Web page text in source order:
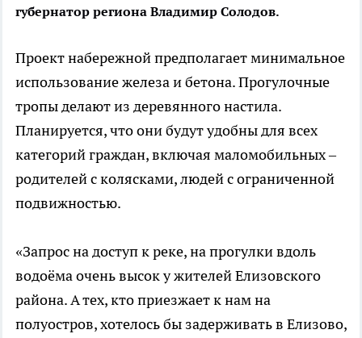
губернатор региона Владимир Солодов.
Проект набережной предполагает минимальное
использование железа и бетона. Прогулочные
тропы делают из деревянного настила.
Планируется, что они будут удобны для всех
категорий граждан, включая маломобильных –
родителей с колясками, людей с ограниченной
подвижностью.
«Запрос на доступ к реке, на прогулки вдоль
водоёма очень высок у жителей Елизовского
района. А тех, кто приезжает к нам на
полуостров, хотелось бы задерживать в Елизово,